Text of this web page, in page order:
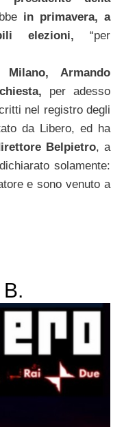
in primavera, a
elezioni, “per
Armando
per adesso
nel registro degli
da Libero, ed ha
Belpietro, a
solamente:
e sono venuto a